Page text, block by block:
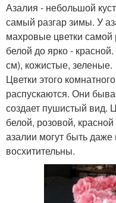
Азалия - небольшой
самый разгар зимы. У
махровые цветки самой
белой до ярко -
см), кожистые, зеленые.
Цветки этого
распускаются. Они
создает пушистый вид.
белой, розовой,
азалии могут быть
восхитительны.